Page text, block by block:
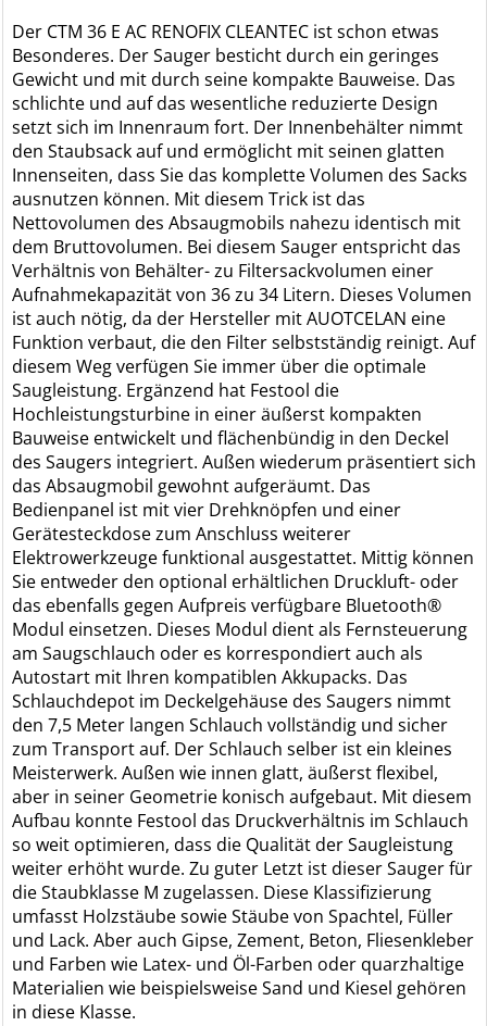
Der CTM 36 E AC RENOFIX CLEANTEC ist schon etwas
Besonderes. Der Sauger besticht durch ein geringes
Gewicht und mit durch seine kompakte Bauweise. Das
schlichte und auf das wesentliche reduzierte Design
setzt sich im Innenraum fort. Der Innenbehälter nimmt
den Staubsack auf und ermöglicht mit seinen glatten
Innenseiten, dass Sie das komplette Volumen des Sacks
ausnutzen können. Mit diesem Trick ist das
Nettovolumen des Absaugmobils nahezu identisch mit
dem Bruttovolumen. Bei diesem Sauger entspricht das
Verhältnis von Behälter- zu Filtersackvolumen einer
Aufnahmekapazität von 36 zu 34 Litern. Dieses Volumen
ist auch nötig, da der Hersteller mit AUOTCELAN eine
Funktion verbaut, die den Filter selbstständig reinigt. Auf
diesem Weg verfügen Sie immer über die optimale
Saugleistung. Ergänzend hat Festool die
Hochleistungsturbine in einer äußerst kompakten
Bauweise entwickelt und flächenbündig in den Deckel
des Saugers integriert. Außen wiederum präsentiert sich
das Absaugmobil gewohnt aufgeräumt. Das
Bedienpanel ist mit vier Drehknöpfen und einer
Gerätesteckdose zum Anschluss weiterer
Elektrowerkzeuge funktional ausgestattet. Mittig können
Sie entweder den optional erhältlichen Druckluft- oder
das ebenfalls gegen Aufpreis verfügbare Bluetooth®
Modul einsetzen. Dieses Modul dient als Fernsteuerung
am Saugschlauch oder es korrespondiert auch als
Autostart mit Ihren kompatiblen Akkupacks. Das
Schlauchdepot im Deckelgehäuse des Saugers nimmt
den 7,5 Meter langen Schlauch vollständig und sicher
zum Transport auf. Der Schlauch selber ist ein kleines
Meisterwerk. Außen wie innen glatt, äußerst flexibel,
aber in seiner Geometrie konisch aufgebaut. Mit diesem
Aufbau konnte Festool das Druckverhältnis im Schlauch
so weit optimieren, dass die Qualität der Saugleistung
weiter erhöht wurde. Zu guter Letzt ist dieser Sauger für
die Staubklasse M zugelassen. Diese Klassifizierung
umfasst Holzstäube sowie Stäube von Spachtel, Füller
und Lack. Aber auch Gipse, Zement, Beton, Fliesenkleber
und Farben wie Latex- und Öl-Farben oder quarzhaltige
Materialien wie beispielsweise Sand und Kiesel gehören
in diese Klasse.